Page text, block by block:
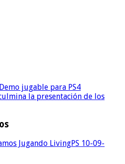
jugable para PS4
la presentación de los